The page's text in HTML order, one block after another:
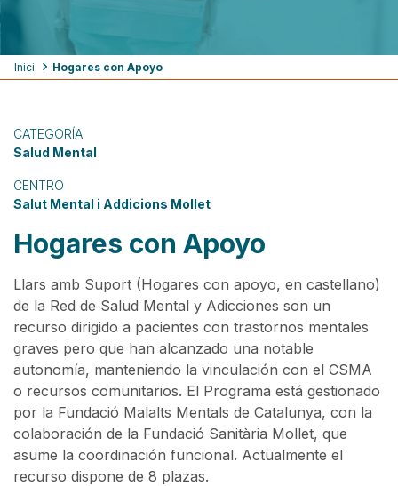
Ruta
navegación
Inici Hogares con Apoyo
CATEGORÍA
Salud Mental
CENTRO
Salut Mental i Addicions Mollet
Hogares con Apoyo
Llars amb Suport (Hogares con apoyo, en castellano)
de la Red de Salud Mental y Adicciones son un
recurso dirigido a pacientes con trastornos mentales
graves pero que han alcanzado una notable
autonomía, manteniendo la vinculación con el CSMA
o recursos comunitarios. El Programa está gestionado
por la Fundació Malalts Mentals de Catalunya, con la
colaboración de la Fundació Sanitària Mollet, que
asume la coordinación funcional. Actualmente el
recurso dispone de 8 plazas.